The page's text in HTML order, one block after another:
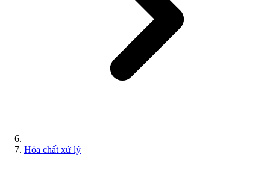
Hóa chất xử lý